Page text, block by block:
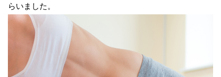
らいました。